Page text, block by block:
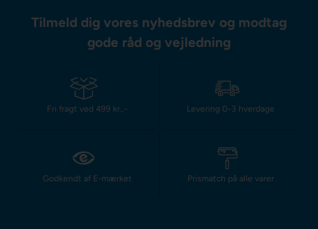
Tilmeld dig vores nyhedsbrev og modtag
gode råd og vejledning
Fri fragt ved 499 kr.,- Levering 0-3 hverdage
Godkendt af E-mærket Prismatch på alle varer